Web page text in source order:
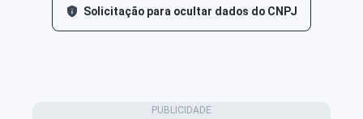
Solicitação para ocultar dados do CNPJ